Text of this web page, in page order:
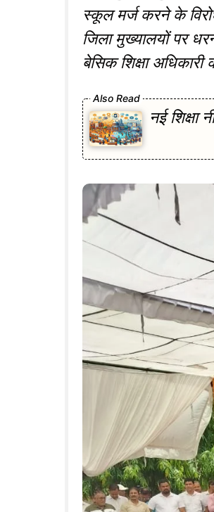
स्कूल मर्ज करने के
जिला मुख्यालयों पर
बेसिक शिक्षा
नई